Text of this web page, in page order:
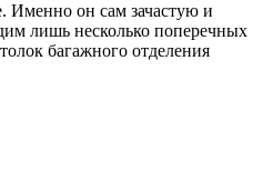
Именно он сам зачастую и
лишь несколько поперечных
багажного отделения